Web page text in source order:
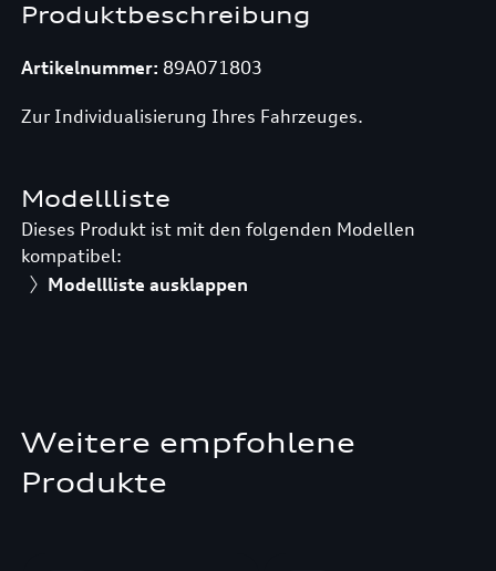
Produktbeschreibung
Artikelnummer: 89A071803
Zur Individualisierung Ihres Fahrzeuges.
Modellliste
Dieses Produkt ist mit den folgenden Modellen
kompatibel:
Modellliste ausklappen
Weitere empfohlene
Produkte